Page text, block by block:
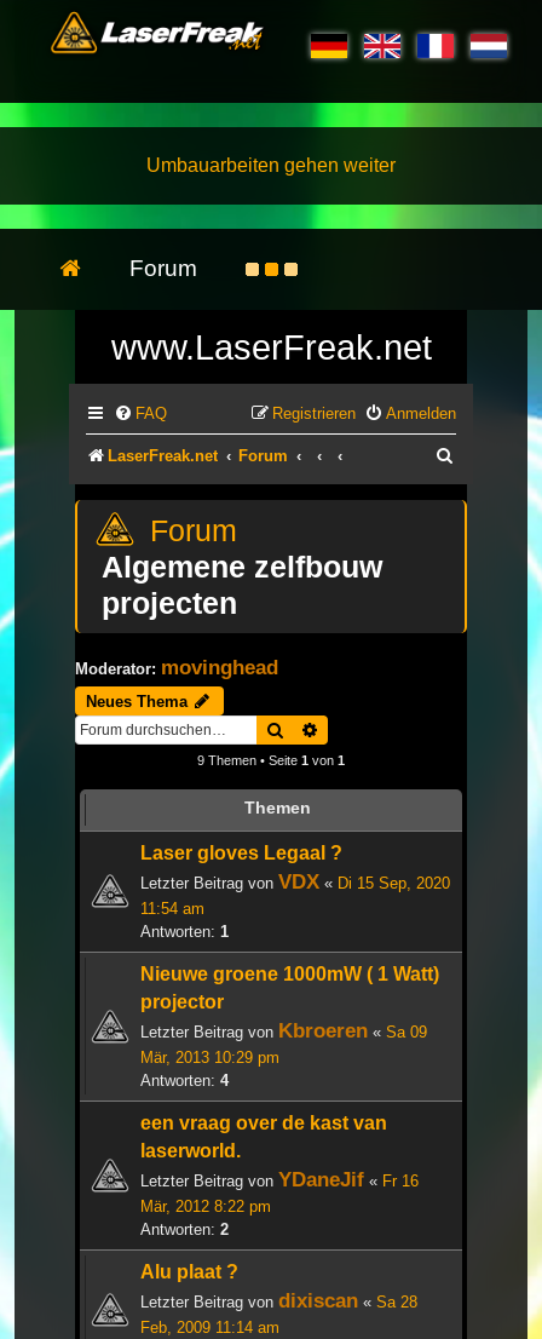
Umbauarbeiten gehen weiter
Forum
www.LaserFreak.net
FAQ Anmelden
Registrieren
LaserFreak.net Forum
Algemene zelfbouw
projecten
Moderator: movinghead
Neues Thema
Suche
9 Themen • Seite 1 von 1
Themen
Laser gloves Legaal ?
Letzter Beitrag von VDX « Di 15 Sep, 2020
11:54 am
Antworten: 1
Nieuwe groene 1000mW ( 1 Watt)
projector
Letzter Beitrag von Kbroeren « Sa 09
Mär, 2013 10:29 pm
Antworten: 4
een vraag over de kast van
laserworld.
Letzter Beitrag von YDaneJif « Fr 16
Mär, 2012 8:22 pm
Antworten: 2
Alu plaat ?
Letzter Beitrag von dixiscan « Sa 28
Feb, 2009 11:14 am